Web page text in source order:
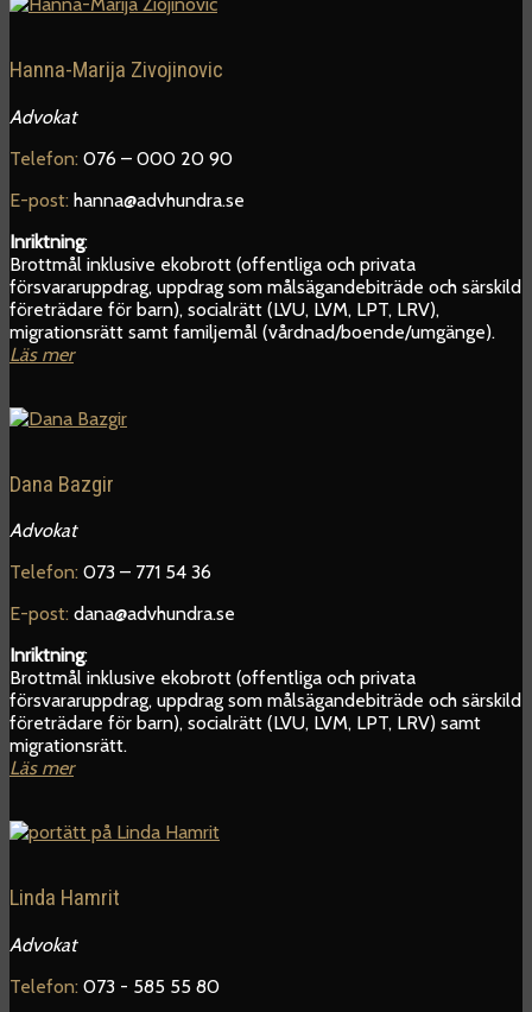
Hanna-Marija Zivojinovic
Advokat
Telefon: 076 – 000 20 90
E-post: hanna@advhundra.se
Inriktning:
Brottmål inklusive ekobrott (offentliga och privata
försvararuppdrag, uppdrag som målsägandebiträde och särskild
företrädare för barn), socialrätt (LVU, LVM, LPT, LRV),
migrationsrätt samt familjemål (vårdnad/boende/umgänge).
Läs mer
Dana Bazgir
Advokat
Telefon: 073 – 771 54 36
E-post: dana@advhundra.se
Inriktning:
Brottmål inklusive ekobrott (offentliga och privata
försvararuppdrag, uppdrag som målsägandebiträde och särskild
företrädare för barn), socialrätt (LVU, LVM, LPT, LRV) samt
migrationsrätt.
Läs mer
Linda Hamrit
Advokat
Telefon: 073 - 585 55 80